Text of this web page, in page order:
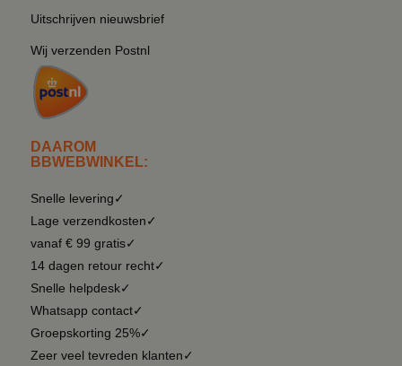
Uitschrijven nieuwsbrief
Wij verzenden Postnl
DAAROM
BBWEBWINKEL:
Snelle levering✓
Lage verzendkosten✓
vanaf € 99 gratis✓
14 dagen retour recht✓
Snelle helpdesk✓
Whatsapp contact✓
Groepskorting 25%✓
Zeer veel tevreden klanten✓